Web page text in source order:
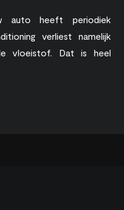
auto heeft periodiek
verliest namelijk
vloeistof. Dat is heel